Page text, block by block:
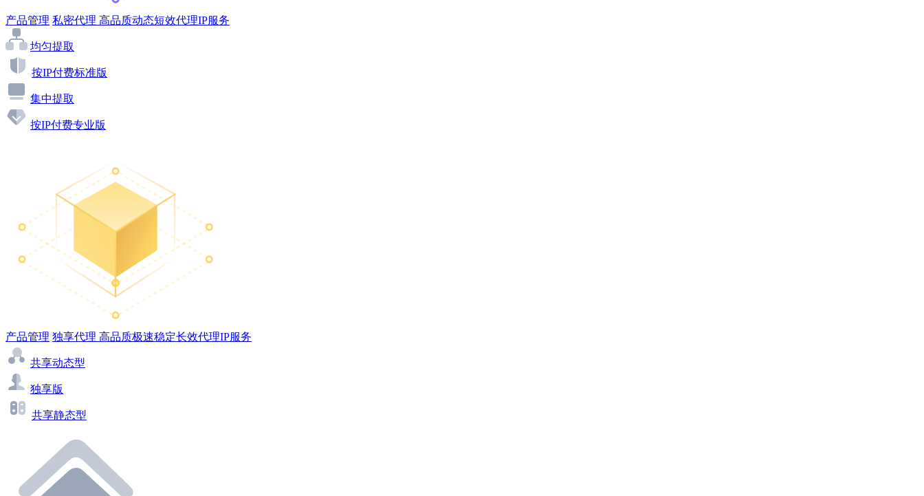
产品管理 私密代理 高品质动态短效代理IP服务
均匀提取
按IP付费标准版
集中提取
按IP付费专业版
产品管理 独享代理 高品质极速稳定长效代理IP服务
共享动态型
独享版
共享静态型